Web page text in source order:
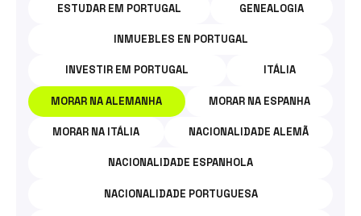
ALEMANHA.
ESTUDAR EM PORTUGAL GENEALOGIA
INMUEBLES EN PORTUGAL
INVESTIR EM PORTUGAL ITÁLIA
MORAR NA ALEMANHA MORAR NA ESPANHA
MORAR NA ITÁLIA NACIONALIDADE ALEMÃ
NACIONALIDADE ESPANHOLA
NACIONALIDADE PORTUGUESA